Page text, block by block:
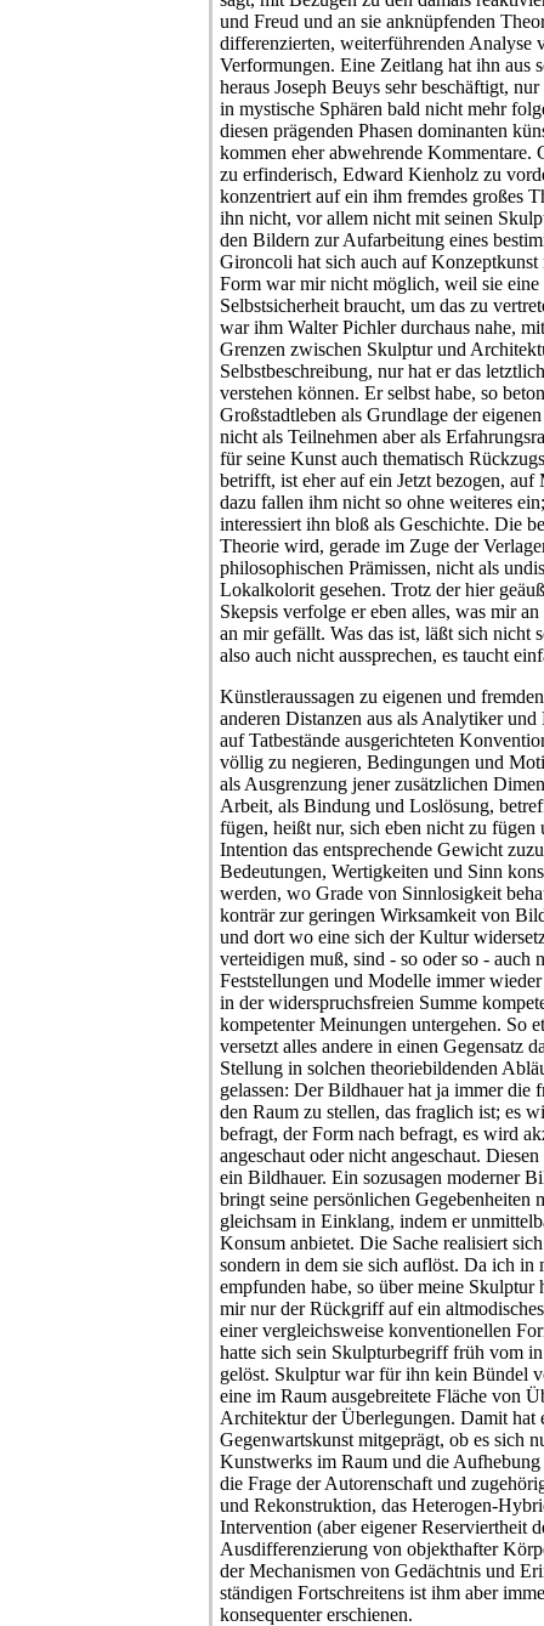
und Freud und an sie anknüpfenden
differenzierten, weiterführenden Analyse
Verformungen. Eine Zeitlang hat ihn aus
heraus Joseph Beuys sehr beschäftigt,
in mystische Sphären bald nicht mehr
diesen prägenden Phasen dominanten
kommen eher abwehrende Kommentare.
zu erfinderisch, Edward Kienholz zu
konzentriert auf ein ihm fremdes großes
ihn nicht, vor allem nicht mit seinen
den Bildern zur Aufarbeitung eines
Gironcoli hat sich auch auf Konzeptkunst
Form war mir nicht möglich, weil sie eine
Selbstsicherheit braucht, um das zu
war ihm Walter Pichler durchaus nahe,
Grenzen zwischen Skulptur und
Selbstbeschreibung, nur hat er das
verstehen können. Er selbst habe, so
Großstadtleben als Grundlage der
nicht als Teilnehmen aber als
für seine Kunst auch thematisch
betrifft, ist eher auf ein Jetzt bezogen, auf
dazu fallen ihm nicht so ohne weiteres
interessiert ihn bloß als Geschichte. Die
Theorie wird, gerade im Zuge der
philosophischen Prämissen, nicht als
Lokalkolorit gesehen. Trotz der hier
Skepsis verfolge er eben alles, was mir
an mir gefällt. Was das ist, läßt sich nicht
also auch nicht aussprechen, es taucht
Künstleraussagen zu eigenen und
anderen Distanzen aus als Analytiker
auf Tatbestände ausgerichteten
völlig zu negieren, Bedingungen und
als Ausgrenzung jener zusätzlichen
Arbeit, als Bindung und Loslösung,
fügen, heißt nur, sich eben nicht zu fügen
Intention das entsprechende Gewicht
Bedeutungen, Wertigkeiten und Sinn
werden, wo Grade von Sinnlosigkeit
konträr zur geringen Wirksamkeit von
und dort wo eine sich der Kultur
verteidigen muß, sind - so oder so - auch
Feststellungen und Modelle immer
in der widerspruchsfreien Summe
kompetenter Meinungen untergehen. So
versetzt alles andere in einen Gegensatz
Stellung in solchen theoriebildenden
gelassen: Der Bildhauer hat ja immer die
den Raum zu stellen, das fraglich ist; es
befragt, der Form nach befragt, es wird
angeschaut oder nicht angeschaut.
ein Bildhauer. Ein sozusagen moderner
bringt seine persönlichen Gegebenheiten
gleichsam in Einklang, indem er
Konsum anbietet. Die Sache realisiert
sondern in dem sie sich auflöst. Da ich in
empfunden habe, so über meine Skulptur
mir nur der Rückgriff auf ein
einer vergleichsweise konventionellen
hatte sich sein Skulpturbegriff früh vom
gelöst. Skulptur war für ihn kein Bündel
eine im Raum ausgebreitete Fläche von
Architektur der Überlegungen. Damit hat
Gegenwartskunst mitgeprägt, ob es sich
Kunstwerks im Raum und die
die Frage der Autorenschaft und
und Rekonstruktion, das Heterogen-
Intervention (aber eigener Reserviertheit
Ausdifferenzierung von objekthafter
der Mechanismen von Gedächtnis und
ständigen Fortschreitens ist ihm aber
konsequenter erschienen.